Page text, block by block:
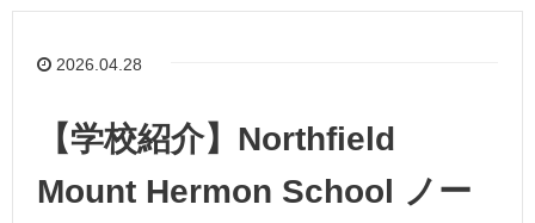
2026.04.28
【学校紹介】Northfield
Mount Hermon School ノー